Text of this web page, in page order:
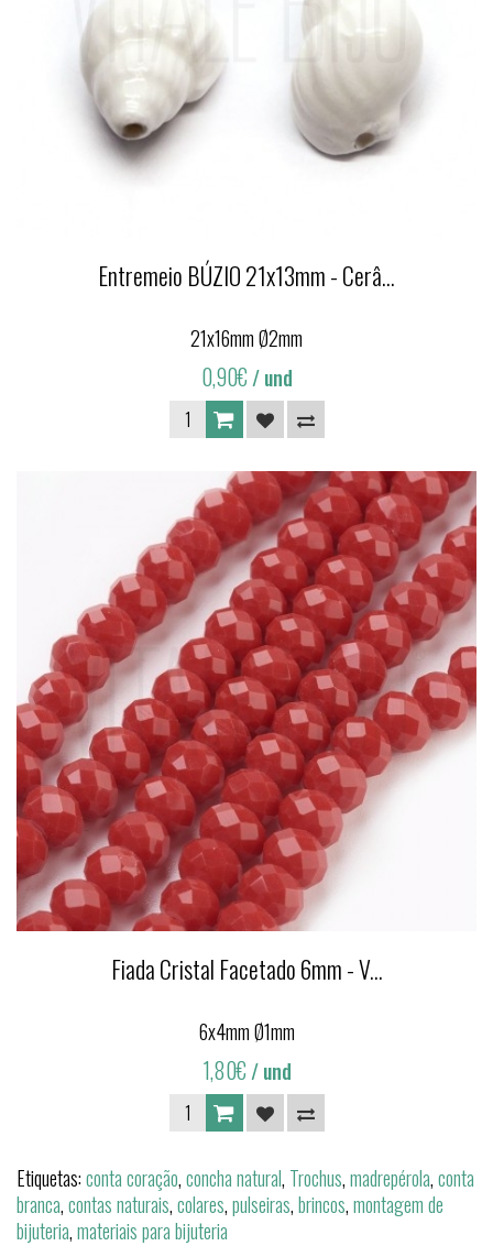
Entremeio BÚZIO 21x13mm - Cerâ...
21x16mm Ø2mm
0,90€/ und
Fiada Cristal Facetado 6mm - V...
6x4mm Ø1mm
1,80€/ und
Etiquetas:conta coração,concha natural, Trochus,madrepérola,conta
branca,contas naturais,colares,pulseiras,brincos,montagem de
bijuteria,materiais para bijuteria